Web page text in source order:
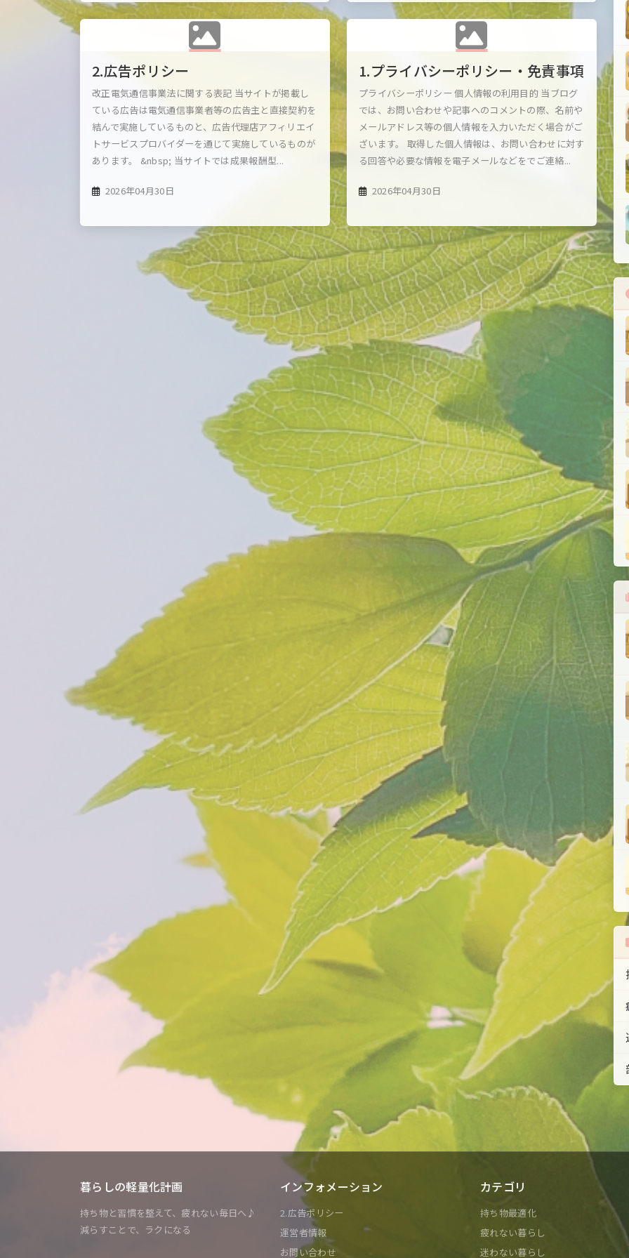
2.広告ポリシー
改正電気通信事業法に関する表記 当サイトが掲載し
ている広告は電気通信事業者等の広告主と直接契約を
結んで実施しているものと、広告代理店アフィリエイ
トサービスプロバイダーを通じて実施しているものが
あります。 &nbsp; 当サイトでは成果報酬型...
2026年04月30日
1.プライバシーポリシー・免責事項
プライバシーポリシー 個人情報の利用目的 当ブログ
では、お問い合わせや記事へのコメントの際、名前や
メールアドレス等の個人情報を入力いただく場合がご
ざいます。 取得した個人情報は、お問い合わせに対す
る回答や必要な情報を電子メールなどをでご連絡...
2026年04月30日
暮らしの軽量化計画
持ち物と習慣を整えて、疲れない毎日へ♪
減らすことで、ラクになる
インフォメーション
2.広告ポリシー
運営者情報
お問い合わせ
カテゴリ
持ち物最適化
疲れない暮らし
迷わない暮らし